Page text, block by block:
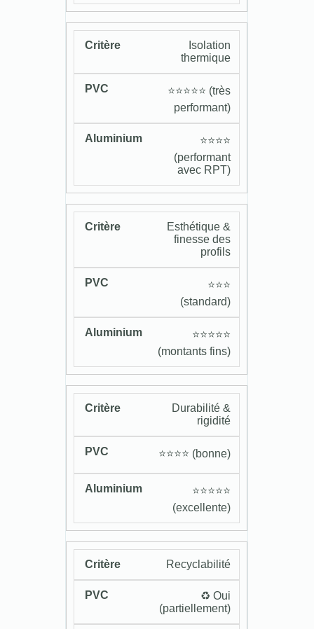
Isolation
thermique
⭐️⭐️⭐️⭐️⭐️ (très
performant)
⭐️⭐️⭐️⭐️
(performant
avec RPT)
Esthétique &
finesse des
profils
⭐️⭐️⭐️
(standard)
⭐️⭐️⭐️⭐️⭐️
(montants fins)
Durabilité &
rigidité
⭐️⭐️⭐️⭐️ (bonne)
⭐️⭐️⭐️⭐️⭐️
(excellente)
Recyclabilité
♻️ Oui
(partiellement)